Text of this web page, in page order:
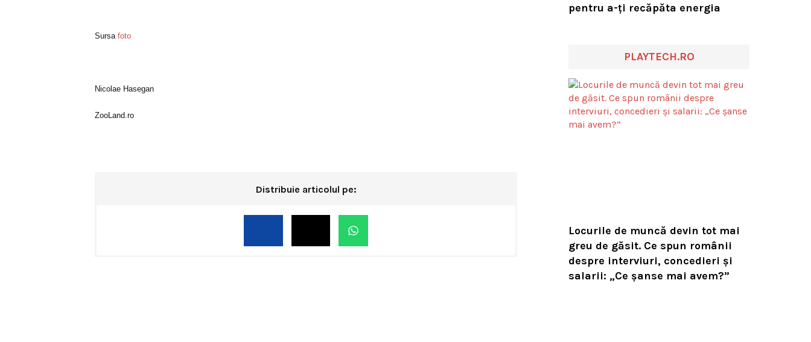
Sursa foto
Nicolae Hasegan
ZooLand.ro
Distribuie articolul pe:
pentru a-ți recăpăta energia
PLAYTECH.RO
Locurile de muncă devin tot mai
greu de găsit. Ce spun românii
despre interviuri, concedieri și
salarii: „Ce șanse mai avem?”